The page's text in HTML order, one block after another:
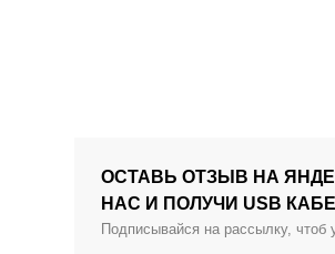
ОСТАВЬ ОТЗЫВ НА
НАС И ПОЛУЧИ USB
Подписывайся на рассылку, чтоб